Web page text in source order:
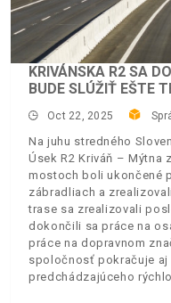
KRIVÁNSKA R2 SA
BUDE SLÚŽIŤ EŠTE
Oct 22, 2025
Na juhu stredného
Úsek R2 Kriváň –
mostoch boli ukončené
zábradliach a
trase sa zrealizovali
dokončili sa práce na
práce na dopravnom
spoločnosť pokračuje aj
predchádzajúceho